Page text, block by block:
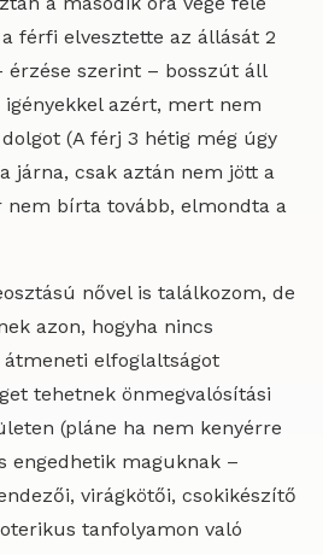
férfi elvesztette az állását 2
érzése szerint – bosszút áll
azért, mert nem
(A férj 3 hétig még úgy
járna, csak aztán nem jött a
nem bírta tovább, elmondta a
nővel is találkozom, de
azon, hogyha nincs
elfoglaltságot
tehetnek önmegvalósítási
(pláne ha nem kenyérre
engedhetik maguknak –
virágkötői, csokikészítő
tanfolyamon való